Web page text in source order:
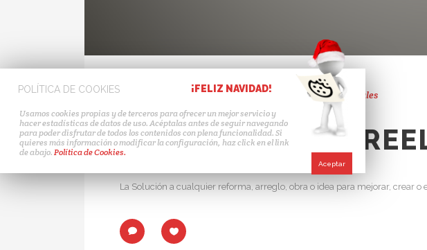
En Por Fernando Fernandez Parrales
DRÉKARO
La Solución a cualquier reforma, arreglo, obra o idea para mejorar, crear o
POLÍTICA DE COOKIES ¡FELIZ NAVIDAD!
Usamos cookies propias y de terceros para ofrecer un mejor servicio y
hacer estadísticas de datos de uso. Acéptalas antes de seguir navegando
para poder disfrutar de todos los contenidos con plena funcionalidad. Si
quieres más información o modificar la configuración, haz click en el link
de abajo. Política de Cookies.
Aceptar